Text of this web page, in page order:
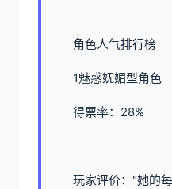
角色人气排行榜
1魅惑妩媚型角色
得票率：28%
玩家评价："她的